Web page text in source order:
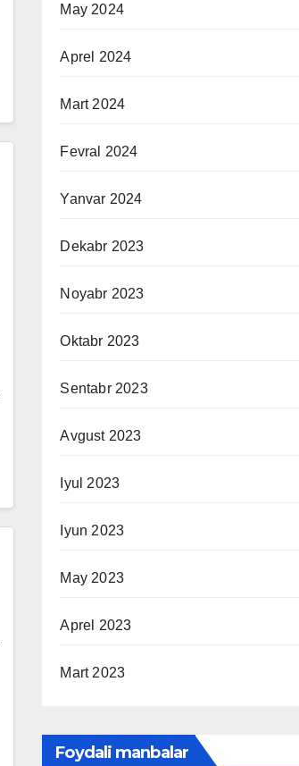
May 2024
Aprel 2024
Mart 2024
Fevral 2024
Yanvar 2024
Dekabr 2023
Noyabr 2023
Oktabr 2023
Sentabr 2023
Avgust 2023
Iyul 2023
Iyun 2023
May 2023
Aprel 2023
Mart 2023
Foydali manbalar